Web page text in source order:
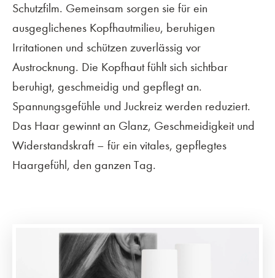
Schutzfilm. Gemeinsam sorgen sie für ein
ausgeglichenes Kopfhautmilieu, beruhigen
Irritationen und schützen zuverlässig vor
Austrocknung. Die Kopfhaut fühlt sich sichtbar
beruhigt, geschmeidig und gepflegt an.
Spannungsgefühle und Juckreiz werden reduziert.
Das Haar gewinnt an Glanz, Geschmeidigkeit und
Widerstandskraft – für ein vitales, gepflegtes
Haargefühl, den ganzen Tag.